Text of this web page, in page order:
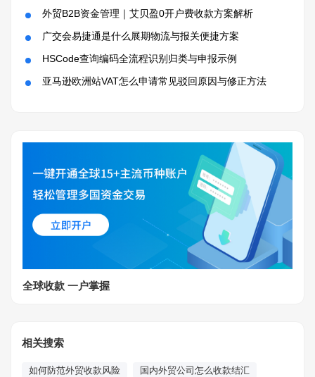
外贸B2B资金管理｜艾贝盈0开户费收款方案解析
广交会易捷通是什么展期物流与报关便捷方案
HSCode查询编码全流程识别归类与申报示例
亚马逊欧洲站VAT怎么申请常见驳回原因与修正方法
全球收款 一户掌握
相关搜索
如何防范外贸收款风险 国内外贸公司怎么收款结汇